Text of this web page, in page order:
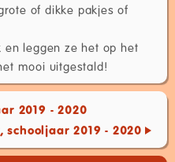
of dikke pakjes of
en leggen ze het op het
mooi uitgestald!
2019 - 2020
schooljaar 2019 - 2020